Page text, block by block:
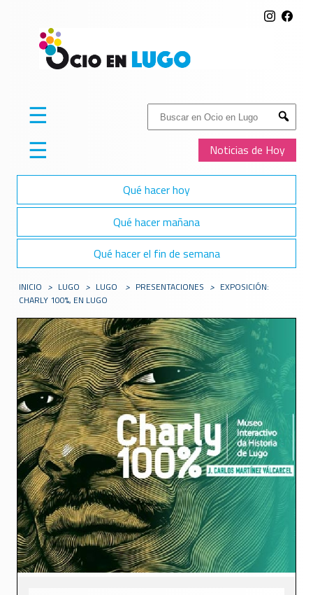
Buscar:
Submit
Noticias de Hoy
☰
☰
Qué hacer hoy
Qué hacer mañana
Qué hacer el fin de semana
INICIO > LUGO > LUGO > PRESENTACIONES > EXPOSICIÓN:
CHARLY 100%, EN LUGO